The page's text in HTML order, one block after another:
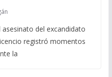
del excandidato
registró momentos
la